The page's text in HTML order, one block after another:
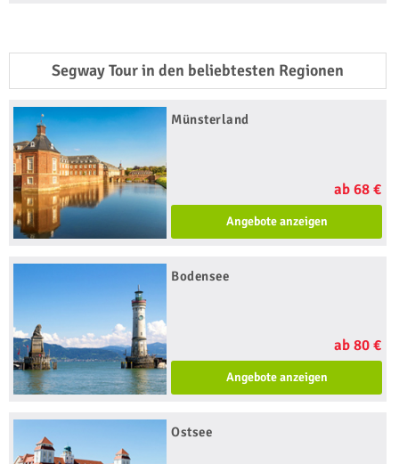
Segway Tour in den beliebtesten Regionen
Münsterland
ab 68 €
Angebote anzeigen
Bodensee
ab 80 €
Angebote anzeigen
Ostsee